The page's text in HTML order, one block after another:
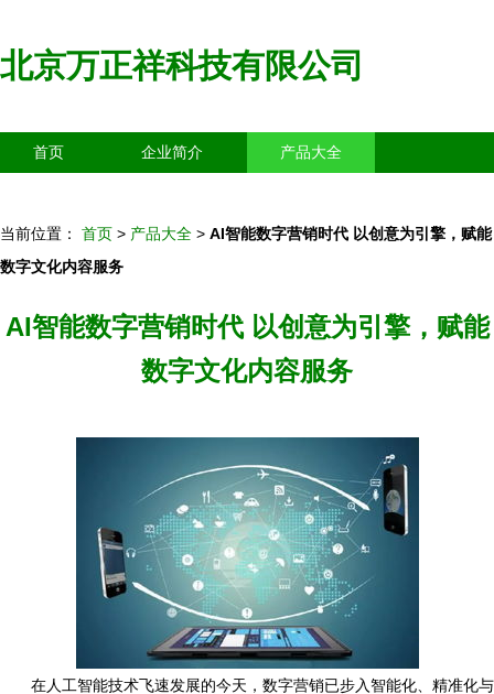
北京万正祥科技有限公司
首页 企业简介 产品大全
当前位置： 首页 > 产品大全 > AI智能数字营销时代 以创意为引擎，赋能
数字文化内容服务
AI智能数字营销时代 以创意为引擎，赋能
数字文化内容服务
在人工智能技术飞速发展的今天，数字营销已步入智能化、精准化与